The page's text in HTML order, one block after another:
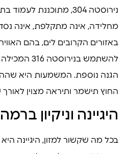
נירוסטה 304, מתוכננת
מחלידה, אינה מתקלפת, אינה
באזורים הקרובים לים, בהם
להשתמש
הגנה נוספת. המשמעות היא
החוץ תישמר ותיראה מצוין לאורך
היגיינה וניקיון
בכל מה שקשור למזון, היגיינה